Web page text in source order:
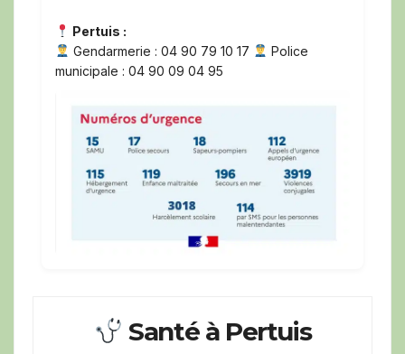
Pertuis :
Gendarmerie : 04 90 79 10 17
Police
municipale : 04 90 09 04 95
Santé à Pertuis